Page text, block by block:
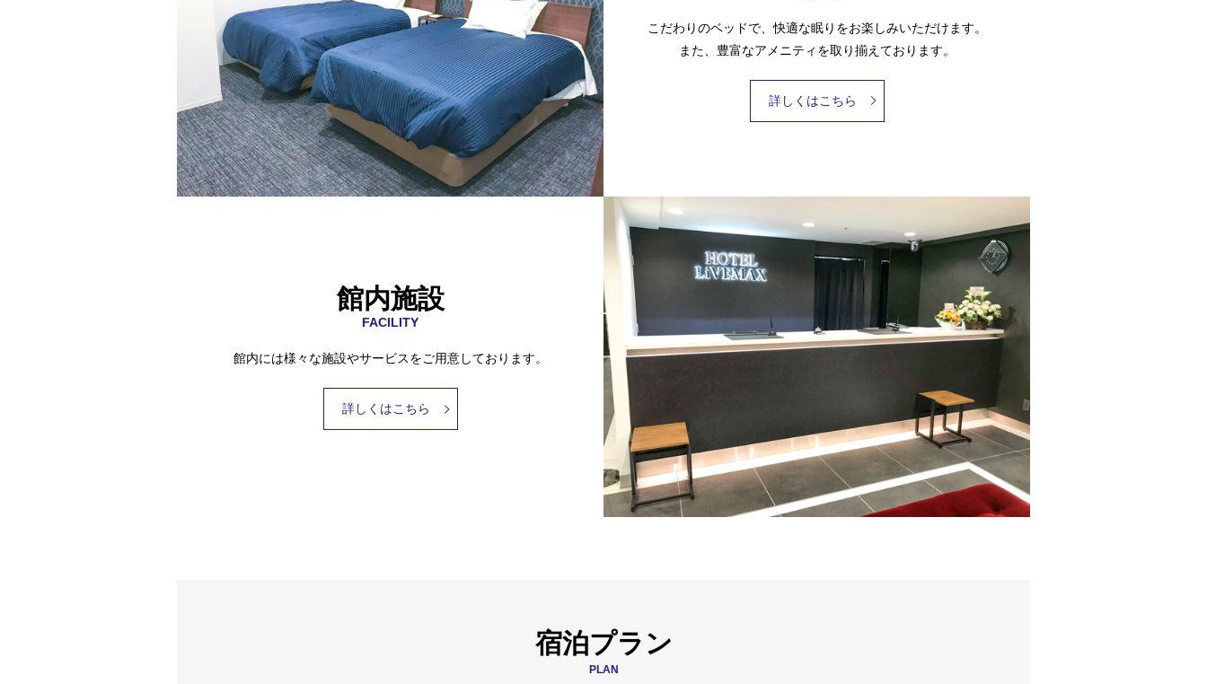
こだわりのベッドで、快適な眠りをお楽しみいただけます。
また、豊富なアメニティを取り揃えております。
詳しくはこちら
館内施設
FACILITY
館内には様々な施設やサービスをご用意しております。
詳しくはこちら
宿泊プラン
PLAN